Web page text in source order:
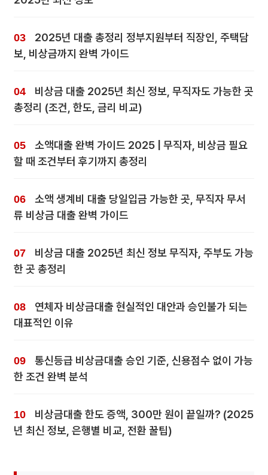
2025년 대출 총정리 정부지원부터 직장인, 주택담
보, 비상금까지 완벽 가이드
비상금 대출 2025년 최신 정보, 무직자도 가능한 곳
총정리 (조건, 한도, 금리 비교)
소액대출 완벽 가이드 2025 | 무직자, 비상금 필요
할 때 조건부터 후기까지 총정리
소액 생계비 대출 당일입금 가능한 곳, 무직자 무서
류 비상금 대출 완벽 가이드
비상금 대출 2025년 최신 정보 무직자, 주부도 가능
한 곳 총정리
연체자 비상금대출 현실적인 대안과 승인불가 되는
대표적인 이유
통신등급 비상금대출 승인 기준, 신용점수 없이 가능
한 조건 완벽 분석
비상금대출 한도 증액, 300만 원이 끝일까? (2025
년 최신 정보, 은행별 비교, 전환 꿀팁)